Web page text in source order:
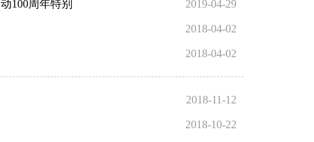
100周年特别 2019-04-29
2018-04-02
2018-04-02
2018-11-12
2018-10-22